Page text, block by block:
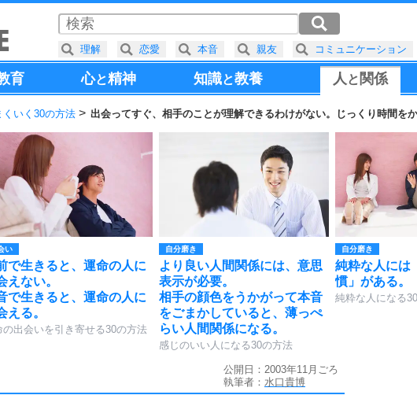
育 心と精神 知識と教養 人と 関係
くいく30の方法 出会ってすぐ、相手のことが理解できるわけがない。じっくり時間をか
い
で生きると、運命の人に
えない。
で生きると、運命の人に
える。
の出会いを引き寄せる30の方法
自分磨き
より良い人間関係には、意思
表示が必要。
相手の顔色をうかがって本音
をごまかしていると、薄っぺ
らい人間関係になる。
感じのいい人になる30の方法
自分磨き
純粋な人には
慣」がある。
純粋な人になる
公開日：2003年11月ごろ
執筆者： 水口貴博
理解 恋愛 本音 親友 コミュニケーション